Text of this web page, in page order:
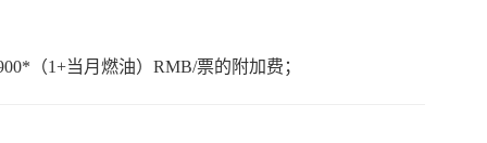
（1+当月燃油）RMB/票的附加费；